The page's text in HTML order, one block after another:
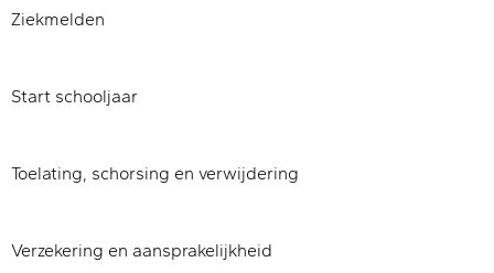
Ziekmelden
Start schooljaar
Toelating, schorsing en verwijdering
Verzekering en aansprakelijkheid